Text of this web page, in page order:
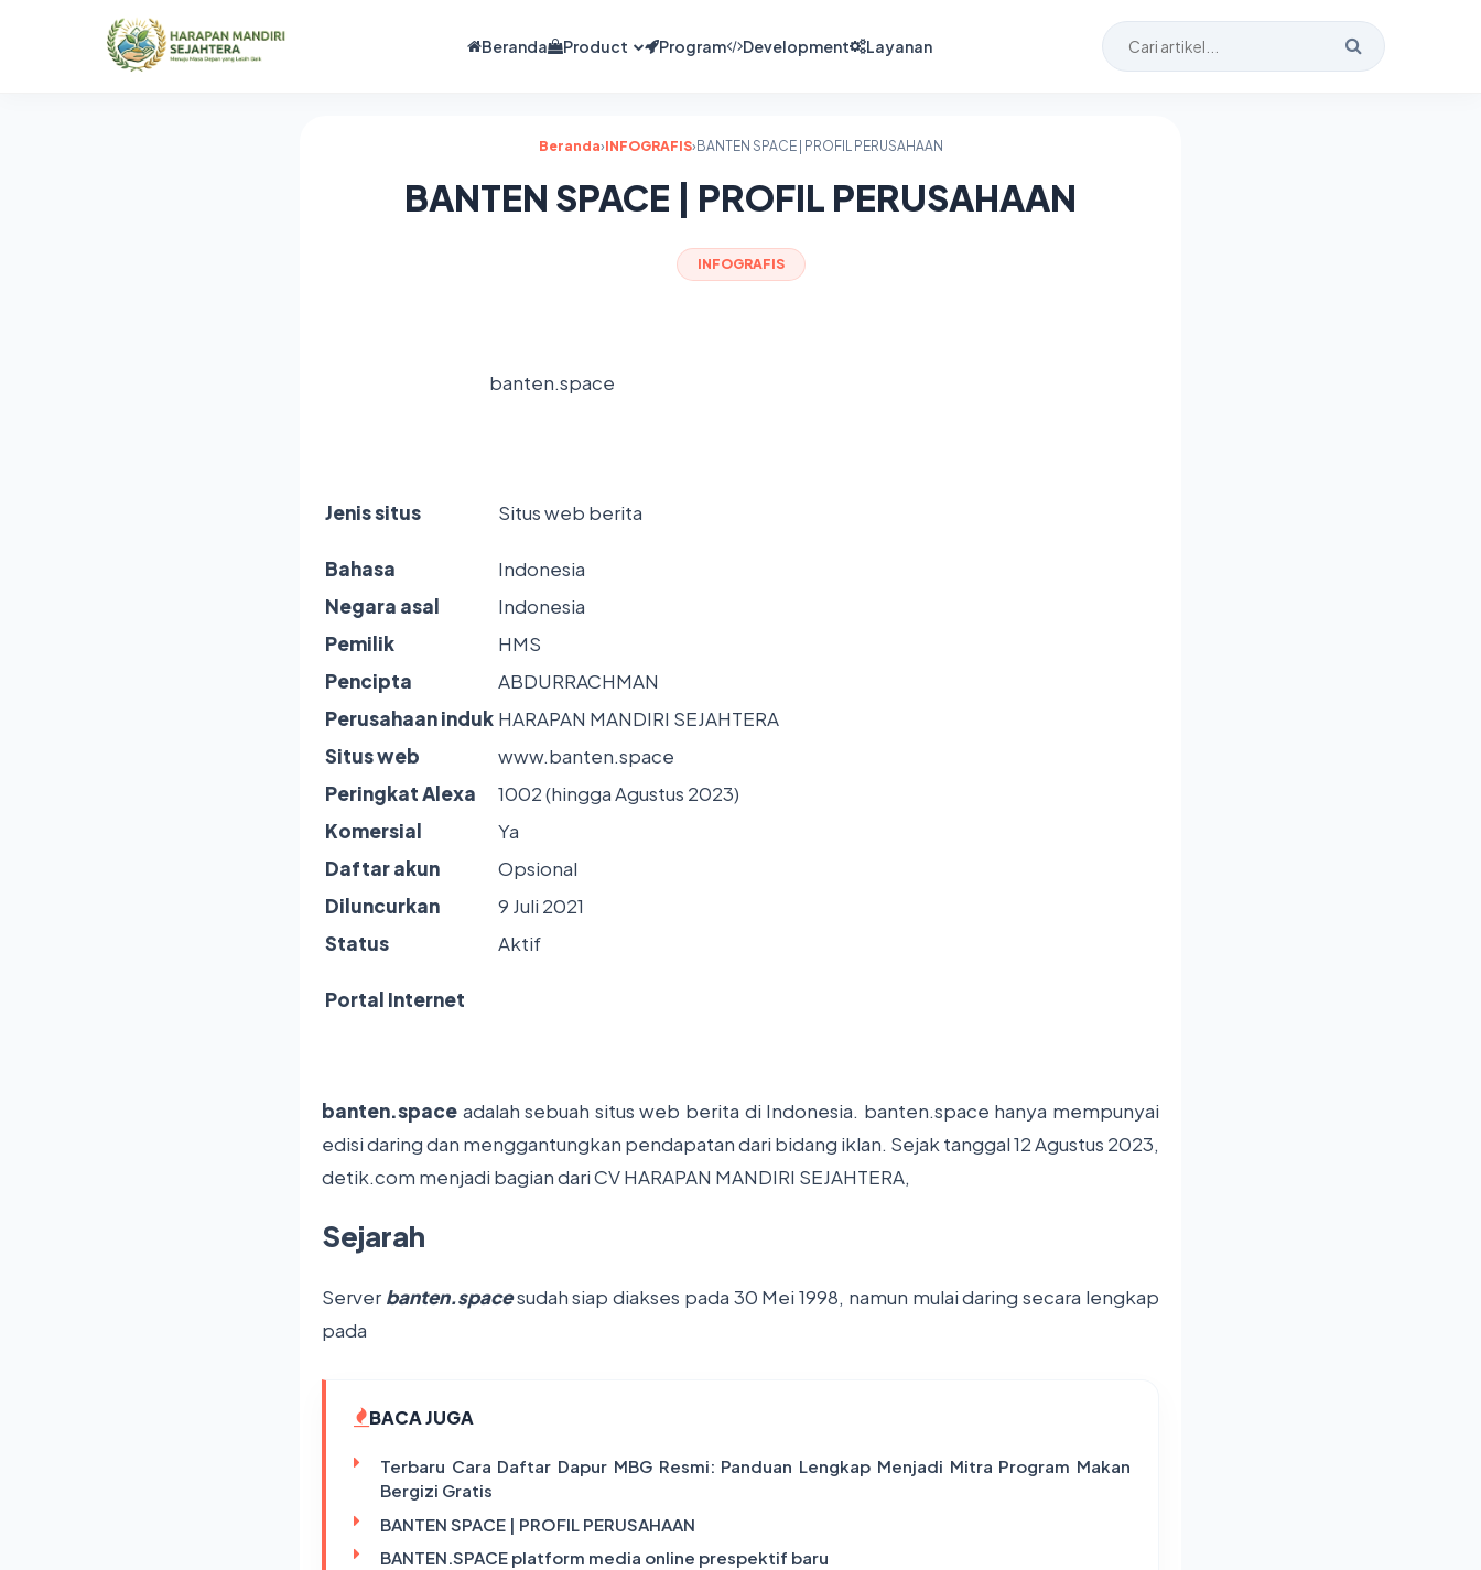
Beranda Product Program Development Layanan
Beranda›INFOGRAFIS› BANTEN SPACE | PROFIL PERUSAHAAN
BANTEN SPACE | PROFIL PERUSAHAAN
INFOGRAFIS
banten.space
Jenis situs Situs web berita
Bahasa
Indonesia
Negara asal
Indonesia
Pemilik
HMS
Pencipta
ABDURRACHMAN
Perusahaan induk HARAPAN MANDIRI SEJAHTERA
Situs web
www.banten.space
Peringkat Alexa
1002 (hingga Agustus 2023)
Komersial
Ya
Daftar akun
Opsional
Diluncurkan
9 Juli 2021
Status
Aktif
Portal Internet
banten.space adalah sebuah situs web berita di Indonesia. banten.space hanya mempunyai
edisi daring dan menggantungkan pendapatan dari bidang iklan. Sejak tanggal 12 Agustus 2023,
detik.com menjadi bagian dariCV HARAPAN MANDIRI SEJAHTERA,
Sejarah
Server banten.spacesudah siap diakses pada 30 Mei 1998, namun mulai daring secara lengkap
pada
BACA JUGA
Terbaru Cara Daftar Dapur MBG Resmi: Panduan Lengkap Menjadi Mitra Program Makan
Bergizi Gratis
BANTEN SPACE | PROFIL PERUSAHAAN
BANTEN.SPACE platform media online prespektif baru